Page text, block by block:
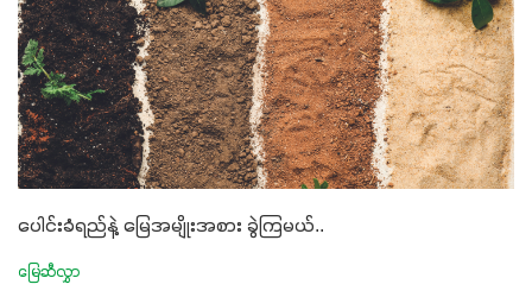
ပေါင်းခံရည်နဲ့ မြေအမျိုးအစား ခွဲကြမယ်..
မြေဆီလွှာ